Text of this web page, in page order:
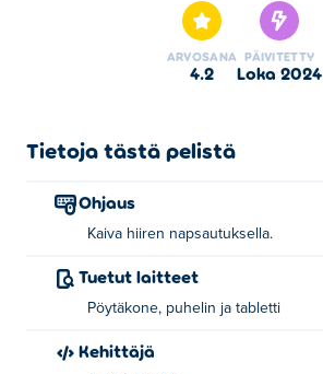
ARVOSANA
4.2
PÄIVITETTY
loka 2024
Tietoja tästä pelistä
Ohjaus
Kaiva hiiren napsautuksella.
Tuetut laitteet
Pöytäkone, puhelin ja tabletti
Kehittäjä